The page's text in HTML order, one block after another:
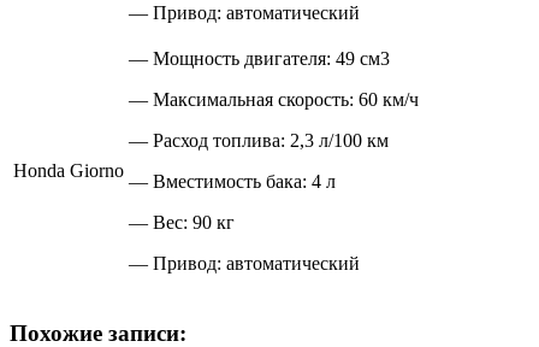
— Привод: автоматический
Honda Giorno
— Мощность двигателя: 49 см3
— Максимальная скорость: 60 км/ч
— Расход топлива: 2,3 л/100 км
— Вместимость бака: 4 л
— Вес: 90 кг
— Привод: автоматический
Похожие записи: